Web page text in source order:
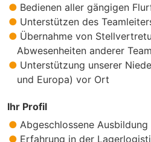
Bedienen aller gängigen
Unterstützen des
Übernahme von
Abwesenheiten anderer
Unterstützung unserer
und Europa) vor Ort
Ihr Profil
Abgeschlossene
Erfahrung in der